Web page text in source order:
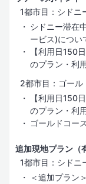
1都市目：シドニ
シドニー滞在
ービス)につい
【利用日150
のプラン・利
2都市目：ゴール
【利用日150
のプラン・利
ゴールドコー
追加現地プラン（
1都市目：シドニ
＜追加プラン